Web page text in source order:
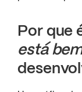
Por que
está